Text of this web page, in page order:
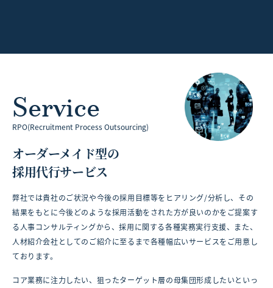
Service
RPO(Recruitment Process Outsourcing)
オーダーメイド型の
採用代行サービス
弊社では貴社のご状況や今後の採用目標等をヒアリング/分析し、その
結果をもとに今後どのような採用活動をされた方が良いのかをご提案す
る人事コンサルティングから、採用に関する各種実務実行支援、また、
人材紹介会社としてのご紹介に至るまで各種幅広いサービスをご用意し
ております。
コア業務に注力したい、狙ったターゲット層の母集団形成したいといっ